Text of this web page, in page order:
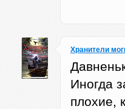
Хранители
Иногда
плохие,